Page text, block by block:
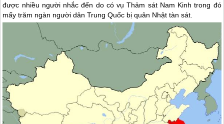
được nhiều người nhắc đến do có vụ Thảm sát Nam Kinh trong đó
mấy trăm ngàn người dânTrung Quốc bị quân Nhật tàn sát.